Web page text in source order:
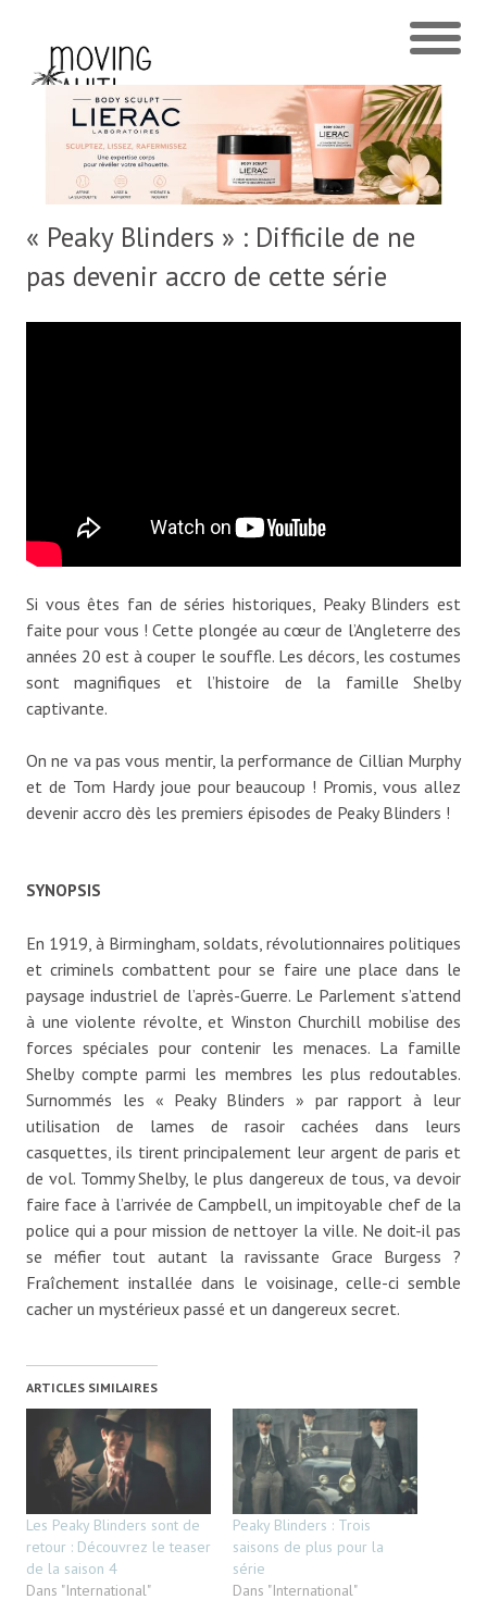
« Peaky Blinders » : Difficile de ne
pas devenir accro de cette série
Si vous êtes fan de séries historiques, Peaky Blinders est
faite pour vous ! Cette plongée au cœur de l’Angleterre des
années 20 est à couper le souffle. Les décors, les costumes
sont magnifiques et l’histoire de la famille Shelby
captivante.
On ne va pas vous mentir, la performance de Cillian Murphy
et de Tom Hardy joue pour beaucoup ! Promis, vous allez
devenir accro dès les premiers épisodes de Peaky Blinders !
SYNOPSIS
En 1919, à Birmingham, soldats, révolutionnaires politiques
et criminels combattent pour se faire une place dans le
paysage industriel de l’après-Guerre. Le Parlement s’attend
à une violente révolte, et Winston Churchill mobilise des
forces spéciales pour contenir les menaces. La famille
Shelby compte parmi les membres les plus redoutables.
Surnommés les « Peaky Blinders » par rapport à leur
utilisation de lames de rasoir cachées dans leurs
casquettes, ils tirent principalement leur argent de paris et
de vol. Tommy Shelby, le plus dangereux de tous, va devoir
faire face à l’arrivée de Campbell, un impitoyable chef de la
police qui a pour mission de nettoyer la ville. Ne doit-il pas
se méfier tout autant la ravissante Grace Burgess ?
Fraîchement installée dans le voisinage, celle-ci semble
cacher un mystérieux passé et un dangereux secret.
ARTICLES SIMILAIRES
Les Peaky Blinders sont de
retour : Découvrez le teaser
de la saison 4
Dans "International"
Peaky Blinders : Trois
saisons de plus pour la
série
Dans "International"